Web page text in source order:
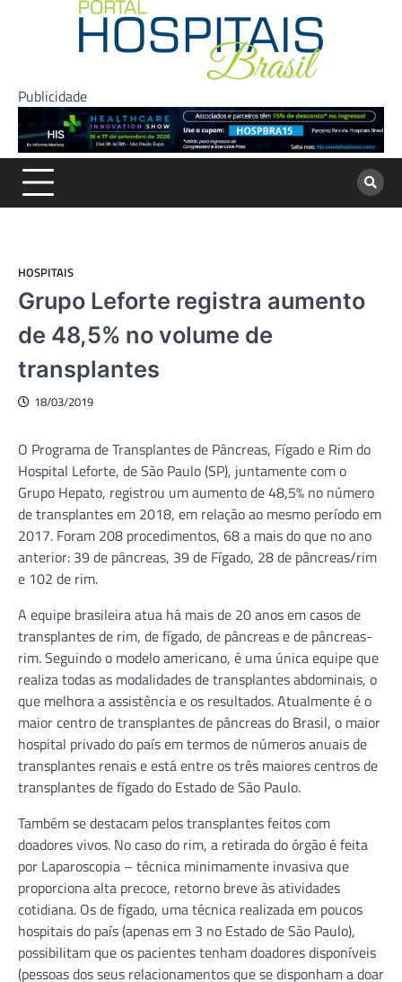
Publicidade
HOSPITAIS
Grupo Leforte registra aumento
de 48,5% no volume de
transplantes
18/03/2019
O Programa de Transplantes de Pâncreas, Fígado e Rim do
Hospital Leforte, de São Paulo (SP), juntamente com o
Grupo Hepato, registrou um aumento de 48,5% no número
de transplantes em 2018, em relação ao mesmo período em
2017. Foram 208 procedimentos, 68 a mais do que no ano
anterior: 39 de pâncreas, 39 de Fígado, 28 de pâncreas/rim
e 102 de rim.
A equipe brasileira atua há mais de 20 anos em casos de
transplantes de rim, de fígado, de pâncreas e de pâncreas-
rim. Seguindo o modelo americano, é uma única equipe que
realiza todas as modalidades de transplantes abdominais, o
que melhora a assistência e os resultados. Atualmente é o
maior centro de transplantes de pâncreas do Brasil, o maior
hospital privado do país em termos de números anuais de
transplantes renais e está entre os três maiores centros de
transplantes de fígado do Estado de São Paulo.
Também se destacam pelos transplantes feitos com
doadores vivos. No caso do rim, a retirada do órgão é feita
por Laparoscopia – técnica minimamente invasiva que
proporciona alta precoce, retorno breve às atividades
cotidiana. Os de fígado, uma técnica realizada em poucos
hospitais do país (apenas em 3 no Estado de São Paulo),
possibilitam que os pacientes tenham doadores disponíveis
(pessoas dos seus relacionamentos que se disponham a doar